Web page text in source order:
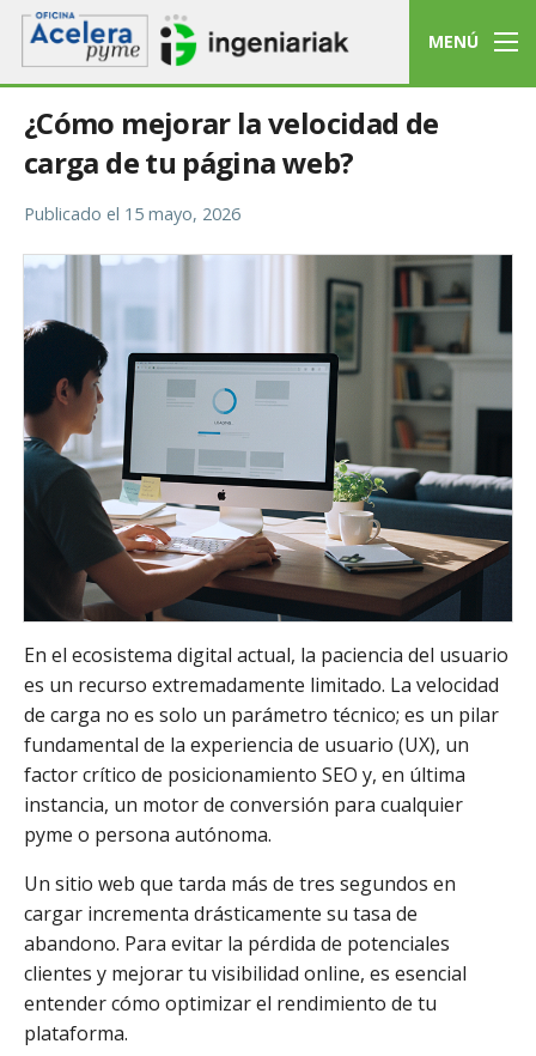
MENÚ
¿Cómo mejorar la velocidad de
carga de tu página web?
Publicado el 15 mayo, 2026
En el ecosistema digital actual, la paciencia del usuario
es un recurso extremadamente limitado. La velocidad
de carga no es solo un parámetro técnico; es un pilar
fundamental de la experiencia de usuario (UX), un
factor crítico de posicionamiento SEO y, en última
instancia, un motor de conversión para cualquier
pyme o persona autónoma.
Un sitio web que tarda más de tres segundos en
cargar incrementa drásticamente su tasa de
abandono. Para evitar la pérdida de potenciales
clientes y mejorar tu visibilidad online, es esencial
entender cómo optimizar el rendimiento de tu
plataforma.